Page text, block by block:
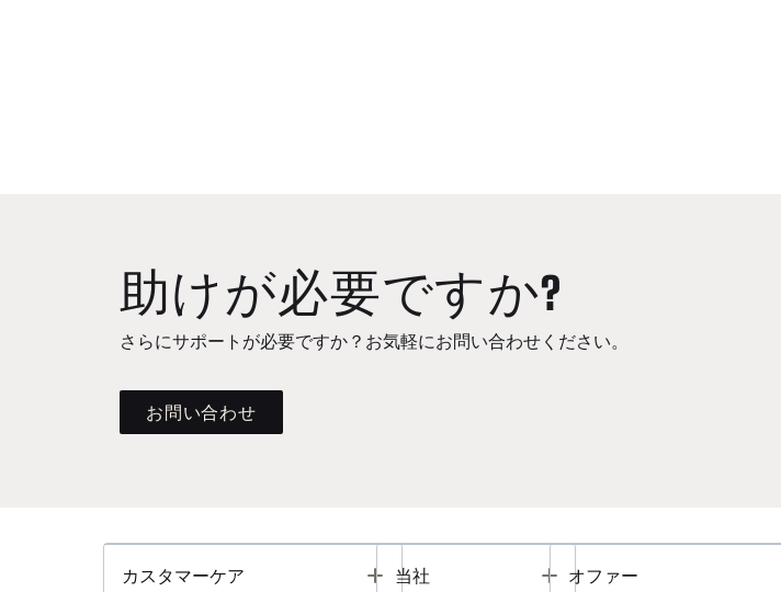
助けが必要ですか?
さらにサポートが必要ですか？お気軽にお問い合わせください。
お問い合わせ
カスタマーケア Toggle
当社 Toggle
オファー